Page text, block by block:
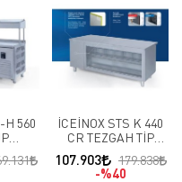
H 560
4
2 /
İCEİNOX STS K 440
CR TEZGAH TİP
BUZDOLABI ÖNÜ
CAMLI -2 / +8
107.903
179.838
%40